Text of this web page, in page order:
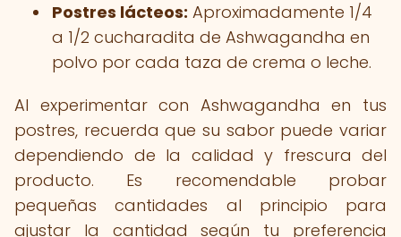
Postres lácteos: Aproximadamente 1/4
a 1/2 cucharadita de Ashwagandha en
polvo por cada taza de crema o leche.
Al experimentar con Ashwagandha en tus
postres, recuerda que su sabor puede variar
dependiendo de la calidad y frescura del
producto. Es recomendable probar
pequeñas cantidades al principio para
ajustar la cantidad según tu preferencia